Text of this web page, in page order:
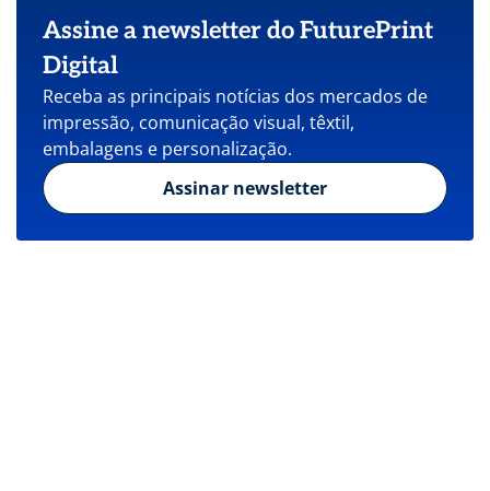
Assine a newsletter do FuturePrint
Digital
Receba as principais notícias dos mercados de
impressão, comunicação visual, têxtil,
embalagens e personalização.
Assinar newsletter